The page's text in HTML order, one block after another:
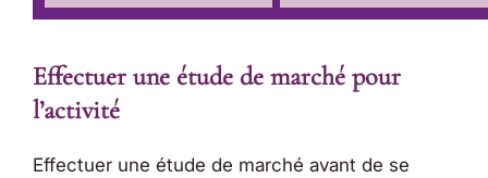
Effectuer une étude de marché pour
l’activité
Effectuer une étude de marché avant de se